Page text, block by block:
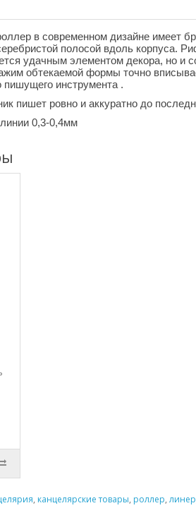
в современном дизайне имеет
полосой вдоль корпуса.
удачным элементом декора, но и
обтекаемой формы точно
пишущего инструмента .
пишет ровно и аккуратно до
0,3-0,4мм
, канцелярские товары, роллер, линер